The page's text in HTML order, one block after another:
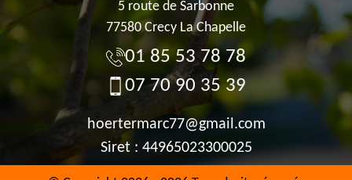
5 route de Sarbonne
77580 Crecy La Chapelle
01 85 53 78 78
07 70 90 35 39
hoertermarc77@gmail.com
Siret : 44965023300025